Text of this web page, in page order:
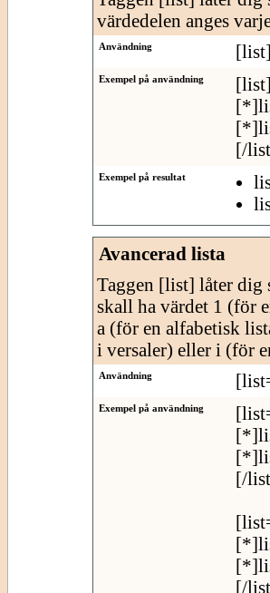
värdedelen anges
Användning [list]
Exempel på användning
[list]
[/
Exempel på resultat
Avancerad lista
Taggen [list] låter dig
skall ha värdet 1 (för
a (för en alfabetisk
i versaler) eller i (för
Användning
Exempel på användning
[/
[/